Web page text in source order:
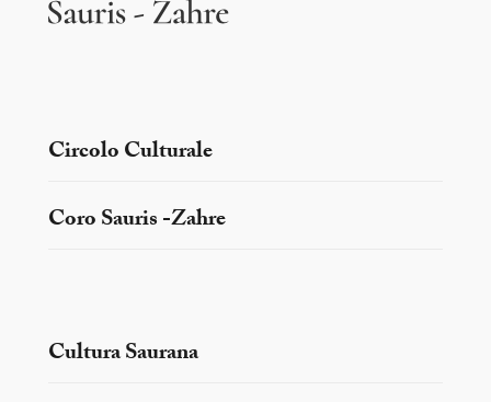
Circolo Culturale
Coro Sauris -Zahre
Cultura Saurana